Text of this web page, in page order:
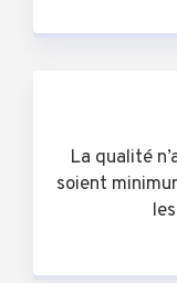
La qualité
soient